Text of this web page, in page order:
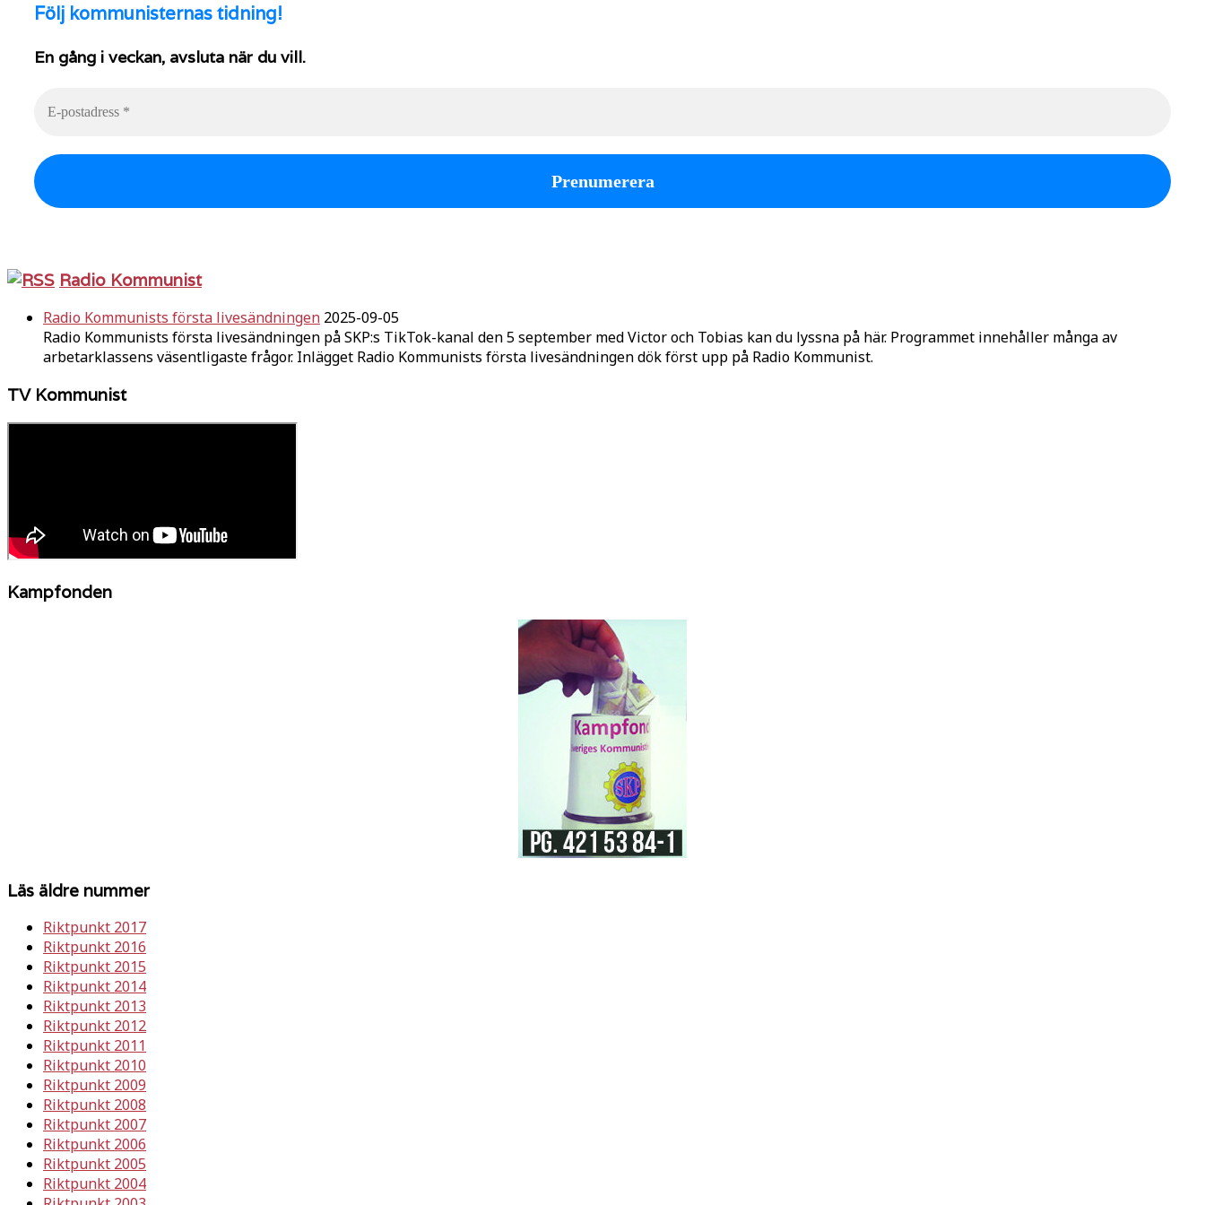
Följ kommunisternas tidning!
En gång i veckan, avsluta när du vill.
Radio Kommunist
Radio Kommunists första livesändningen 2025-09-05
Radio Kommunists första livesändningen på SKP:s TikTok-kanal den 5 september med Victor och Tobias kan du lyssna på här. Programmet innehåller många av
arbetarklassens väsentligaste frågor. Inlägget Radio Kommunists första livesändningen dök först upp på Radio Kommunist.
TV Kommunist
Kampfonden
Läs äldre nummer
Riktpunkt 2017
Riktpunkt 2016
Riktpunkt 2015
Riktpunkt 2014
Riktpunkt 2013
Riktpunkt 2012
Riktpunkt 2011
Riktpunkt 2010
Riktpunkt 2009
Riktpunkt 2008
Riktpunkt 2007
Riktpunkt 2006
Riktpunkt 2005
Riktpunkt 2004